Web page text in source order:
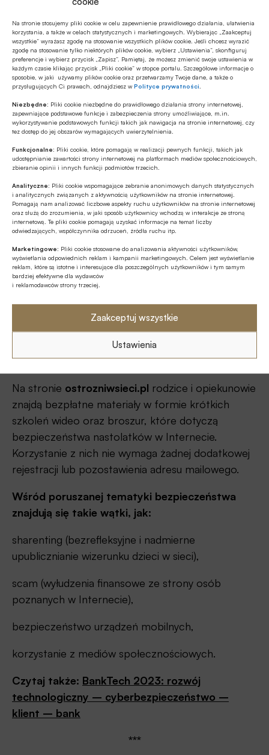
Na stronie stosujemy pliki cookie w celu zapewnienie prawidłowego działania, ułatwienia
korzystania, a także w celach statystycznych i marketingowych. Wybierając „Zaakceptuj
wszystkie” wyrażasz zgodę na stosowanie wszystkich plików cookie. Jeśli chcesz wyrazić
zgodę na stosowanie tylko niektórych plików cookie, wybierz „Ustawienia”, skonfiguruj
preferencje i wybierz przycisk „Zapisz”. Pamiętaj, że możesz zmienić swoje ustawienia w
każdym czasie klikając przycisk „Pliki cookie” w stopce portalu. Szczegółowe informacje o
sposobie, w jaki używamy plików cookie oraz przetwarzamy Twoje dane, a także o
przysługujących Ci prawach, odnajdziesz wPolityce prywatności
Niezbędne: Pliki cookie niezbędne do prawidłowego działania strony internetowej,
zapewniające podstawowe funkcje i zabezpieczenia strony umożliwiające, m.in.
wykorzystywanie podstawowych funkcji takich jak nawigacja na stronie internetowej, czy
tez dostęp do jej obszarów wymagających uwierzytelnienia.
Funkcjonalne: Pliki cookie, które pomagają w realizacji pewnych funkcji, takich jak
udostępnianie zawartości strony internetowej na platformach mediów społecznościowych,
zbieranie opinii i innych funkcji podmiotów trzecich.
Analityczne: Pliki cookie wspomagające zebranie anonimowych danych statystycznych
i analitycznych związanych z aktywnością użytkowników na stronie internetowej.
Pomagają nam analizować liczbowe aspekty ruchu użytkowników na stronie internetowej
oraz służą do zrozumienia, w jaki sposób użytkownicy wchodzą w interakcje ze stroną
internetową. Te pliki cookie pomagają uzyskać informacje na temat liczby
odwiedzających, współczynnika odrzuceń, źródła ruchu itp.
Marketingowe: Pliki cookie stosowane do analizowania aktywności użytkowników,
wyświetlania odpowiednich reklam i kampanii marketingowych. Celem jest wyświetlanie
reklam, które są istotne i interesujące dla poszczególnych użytkowników i tym samym
bardziej efektywne dla wydawców
i reklamodawców strony trzeciej.
Zaakceptuj wszystkie
Ustawienia
starszych nastolatków. Takie doświadczenia miało
30 proc. osób w wieku 14-17 lat.
Dodatkowo 6 proc. młodych ludzi padło ofiarą
kradzieży w Internecie (np. straciło pieniądze z
banku lub wirtualne przedmioty), a 3 proc. nie
potrafiło stwierdzić, czy takie zdarzenie miało
miejsce.
Źródło: EY
Materiały edukacyjne dla rodziców
Na stronie ostrozniwsieci.pl rodzice i opiekunowie
znajdą bezpłatne materiały w formie krótkich
szkoleń wideo oraz broszur, które dotyczą
bezpieczeństwa nastolatków w Internecie.
Korzystanie z nich nie wymaga żadnej dodatkowej
rejestracji lub pozostawienia adresu mailowego.
Wśród poruszanej tematyki bezpieczeństwa
znajdują się takie wątki, jak:
sharenting (bezrefleksyjne i nadmierne
upublicznianie wizerunku dzieci w sieci),
scam (wyłudzenia finansowe ze strony osób
poznanych w Internecie),
bezpieczeństwo urządzeń mobilnych,
korzystanie z mediów społecznościowych.
Czytaj także: BankTech 2023: rozwój
technologiczny – cyberbezpieczeństwo –
klient – bank
***